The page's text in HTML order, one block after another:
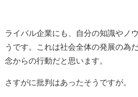
ライバル企業にも、自分の知識やノ
うです。これは社会全体の発展の為
念からの行動だと思います。
さすがに批判はあったそうですが。